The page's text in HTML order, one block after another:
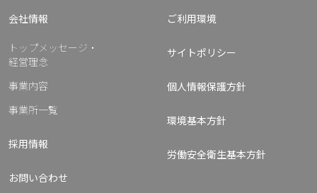
会社情報
トップメッセージ・
経営理念
事業内容
事業所一覧
採用情報
お問い合わせ
ご利用環境
サイトポリシー
個人情報保護方針
環境基本方針
労働安全衛生基本方針